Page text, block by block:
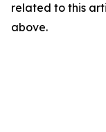
related to this
above.